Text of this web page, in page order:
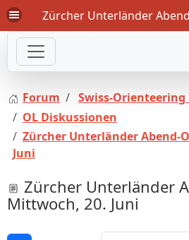
Forum
Swiss-Orienteering
OL Diskussionen
Zürcher Unterländer Abend-
Juni
Zürcher Unterländer
Mittwoch, 20. Juni